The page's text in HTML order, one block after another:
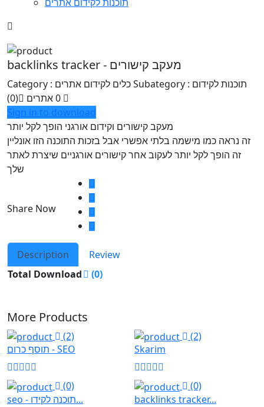
backlinks tracker - מעקב קישורים
Category : כלים לקידום אתריםSubategory : תוכנות לקידום
אתרים
(0)
0
Sign in to download
מעקב קישורים וקידום אורגני הופך לקל יותר
זה נראה כמו מישמה בלתי אפשרי אבל בזכות התוכנה הזו אונליין
זה הופך לקל יותר לעקוב אחר קישורים אורגניים שיצרת לאתר
שלך
Share Now
Description
Review
Total Download
(0)
More Products
(2)
תוסף כרום - SEO
(2)
Skarim
(0)
seo - תוכנה לקידו...
(0)
backlinks tracker...